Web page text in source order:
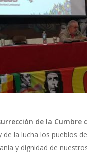
de la Cumbre
la lucha los pueblos
y dignidad de